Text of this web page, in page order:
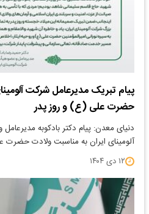
پیام تبریک مدیرعامل شرکت
حضرت علی (ع) و روز پدر
دنیای معدن: پیام دکتر بادکوبه
آلومینای ایران به مناسبت ولادت
۱۲ دی ۱۴۰۴